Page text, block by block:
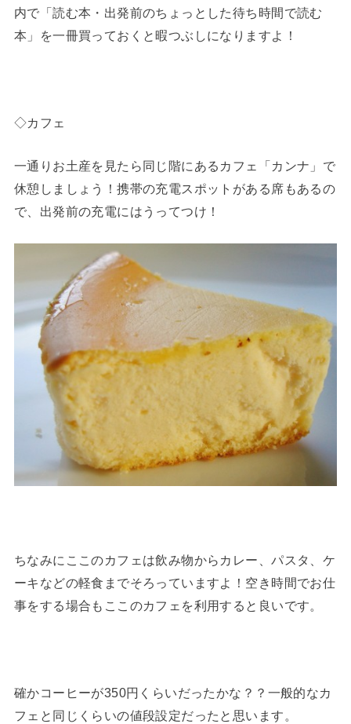
内で「読む本・出発前のちょっとした待ち時間で読む
本」を一冊買っておくと暇つぶしになりますよ！
◇カフェ
一通りお土産を見たら同じ階にあるカフェ「カンナ」で
休憩しましょう！携帯の充電スポットがある席もあるの
で、出発前の充電にはうってつけ！
ちなみにここのカフェは飲み物からカレー、パスタ、ケ
ーキなどの軽食までそろっていますよ！空き時間でお仕
事をする場合もここのカフェを利用すると良いです。
確かコーヒーが350円くらいだったかな？？一般的なカ
フェと同じくらいの値段設定だったと思います。